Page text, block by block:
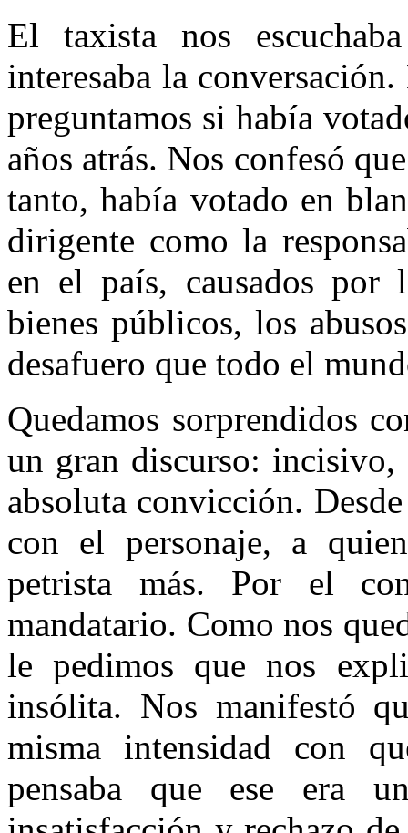
El taxista nos
interesaba la
preguntamos si había
años atrás. Nos confesó
tanto, había votado en
dirigente como la
en el país, causados por
bienes públicos, los
desafuero que todo el
Quedamos sorprendidos
un gran discurso:
absoluta convicción.
con el personaje, a
petrista más. Por el
mandatario. Como nos
le pedimos que nos
insólita. Nos manifestó
misma intensidad con
pensaba que ese era